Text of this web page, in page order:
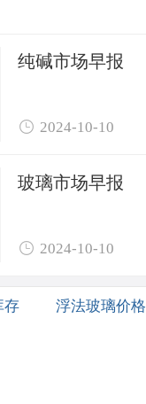
纯碱市场早报
 2024-10-10
玻璃市场早报
 2024-10-10
存 浮法玻璃价